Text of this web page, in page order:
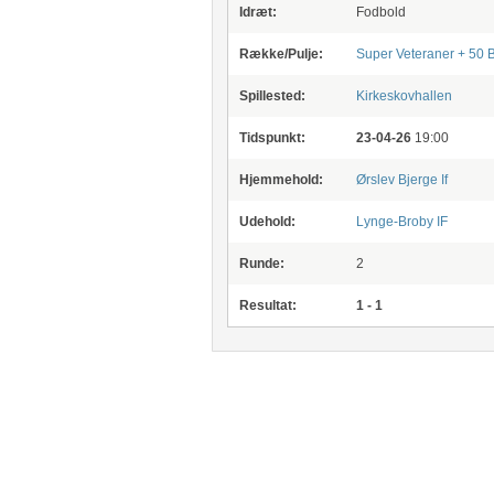
Idræt: Fodbold
Række/Pulje: Super Veteraner + 50
Spillested: Kirkeskovhallen
Tidspunkt: 23-04-26 19:00
Hjemmehold: Ørslev Bjerge If
Udehold: Lynge-Broby IF
Runde: 2
Resultat: 1 - 1